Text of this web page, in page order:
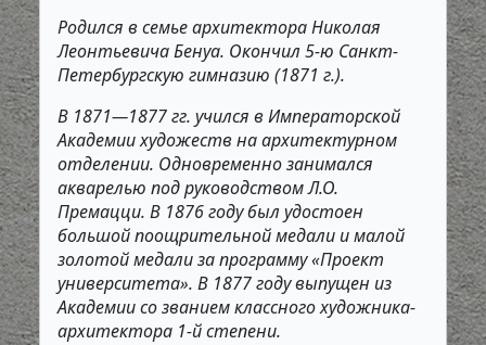
Родился в семье архитектора Николая
Леонтьевича Бенуа. Окончил 5-ю Санкт-
Петербургскую гимназию (1871 г.).
В 1871—1877 гг. учился в Императорской
Академии художеств на архитектурном
отделении. Одновременно занимался
акварелью под руководством Л.О.
Премацци. В 1876 году был удостоен
большой поощрительной медали и малой
золотой медали за программу «Проект
университета». В 1877 году выпущен из
Академии со званием классного художника-
архитектора 1-й степени.